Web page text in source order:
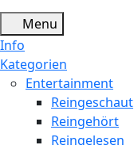
Menu
Info
Kategorien
Entertainment
Reingeschaut
Reingehört
Reingelesen